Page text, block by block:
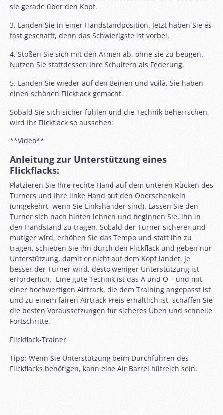
sie gerade über den Kopf.
3. Landen Sie in einer Handstandposition. Jetzt haben Sie es
fast geschafft, denn das Schwierigste ist vorbei.
4. Stoßen Sie sich mit den Armen ab, ohne sie zu beugen.
Nutzen Sie stattdessen Ihre Schultern als Federung.
5. Landen Sie wieder auf den Beinen und voilà, Sie haben
einen schönen Flickflack gemacht.
Sobald Sie sich sicher fühlen und die Technik beherrschen,
wird Ihr Flickflack so aussehen:
**Video**
Anleitung zur Unterstützung eines
Flickflacks:
Platzieren Sie Ihre rechte Hand auf dem unteren Rücken des
Turners und Ihre linke Hand auf den Oberschenkeln
(umgekehrt, wenn Sie Linkshänder sind). Lassen Sie den
Turner sich nach hinten lehnen und beginnen Sie, ihn in
den Handstand zu tragen. Sobald der Turner sicherer und
mutiger wird, erhöhen Sie das Tempo und statt ihn zu
tragen, schieben Sie ihn durch den Flickflack und geben nur
Unterstützung, damit er nicht auf dem Kopf landet. Je
besser der Turner wird, desto weniger Unterstützung ist
erforderlich. Eine gute Technik ist das A und O – und mit
einer hochwertigen Airtrack, die dem Training angepasst ist
und zu einem fairen Airtrack Preis erhältlich ist, schaffen Sie
die besten Voraussetzungen für sicheres Üben und schnelle
Fortschritte.
Flickflack-Trainer
Tipp: Wenn Sie Unterstützung beim Durchführen des
Flickflacks benötigen, kann eine Air Barrel hilfreich sein.